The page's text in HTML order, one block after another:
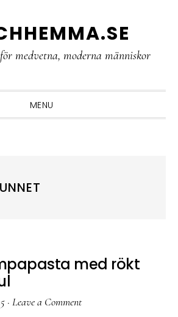
medvetna, moderna människor
MENU
med rökt
· Leave a Comment